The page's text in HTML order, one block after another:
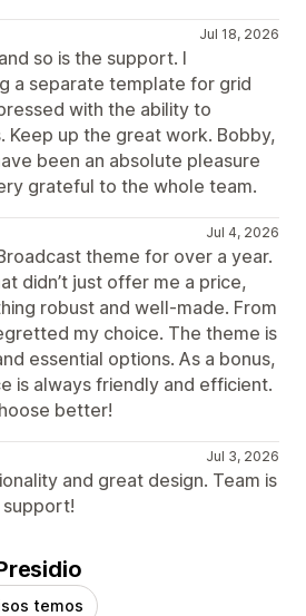
Jul 18, 2026
so is the support. I
a separate template for grid
with the ability to
Keep up the great work. Bobby,
been an absolute pleasure
grateful to the whole team.
Jul 4, 2026
theme for over a year.
didn’t just offer me a price,
robust and well-made. From
my choice. The theme is
essential options. As a bonus,
is always friendly and efficient.
better!
Jul 3, 2026
and great design. Team is
temos